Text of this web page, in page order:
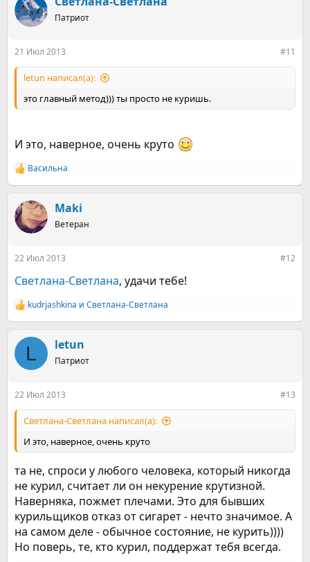
ц
и
Патриот
21 Июл 2013 #11
letun написал(а):
это главный метод))) ты просто не куришь.
И это, наверное, очень круто
Р
е
к
ц
и
Васильна
Maki
Ветеран
22 Июл 2013 #12
Светлана-Светлана, удачи тебе!
Р
е
к
ц
и
kudrjashkina и Светлана-Светлана
L letun
Патриот
22 Июл 2013 #13
Светлана-Светлана написал(а):
И это, наверное, очень круто
та не, спроси у любого человека, который никогда
не курил, считает ли он некурение крутизной.
Наверняка, пожмет плечами. Это для бывших
курильщиков отказ от сигарет - нечто значимое. А
на самом деле - обычное состояние, не курить))))
Но поверь, те, кто курил, поддержат тебя всегда.